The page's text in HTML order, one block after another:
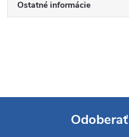
Ostatné informácie